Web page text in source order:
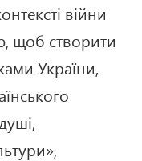
війни
щоб створити
України,